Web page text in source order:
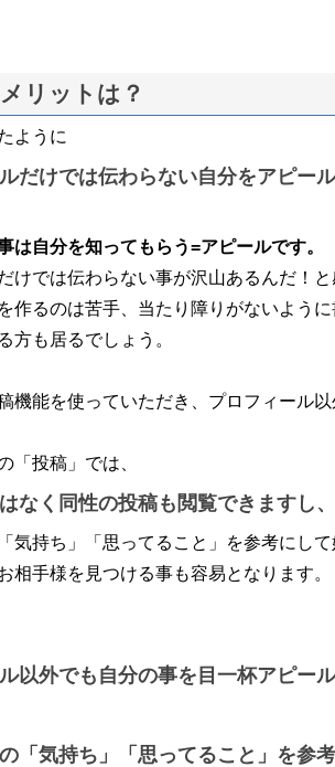
リットは？
ように
だけでは伝わらない自分をアピール
は自分を知ってもらう=アピールです。
けでは伝わらない事が沢山あるんだ！
作るのは苦手、当たり障りがないよう
方も居るでしょう。
機能を使っていただき、プロフィール
「投稿」では、
なく同性の投稿も閲覧できますし
気持ち」「思ってること」を参考にして
相手様を見つける事も容易となります。
以外でも自分の事を目一杯アピール
「気持ち」「思ってること」を参